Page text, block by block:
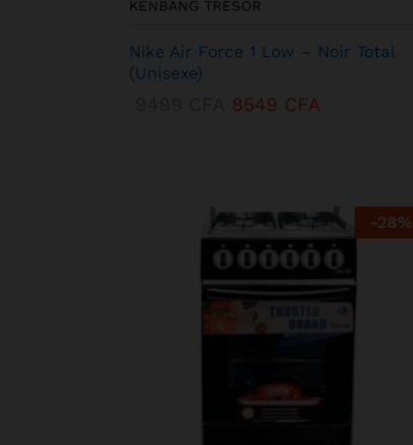
KENBANG TRÉSOR
Nike Air Force 1 Low – Noir Total
(Unisexe)
8549 CFA
-28%